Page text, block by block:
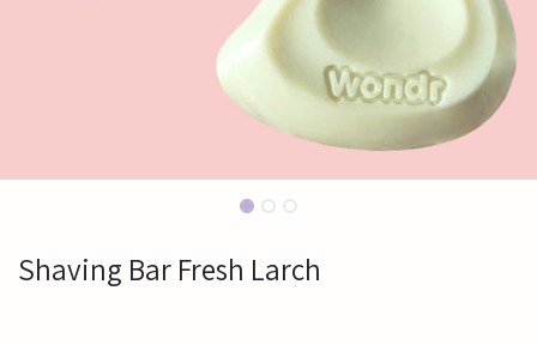
Shaving Bar Fresh Larch